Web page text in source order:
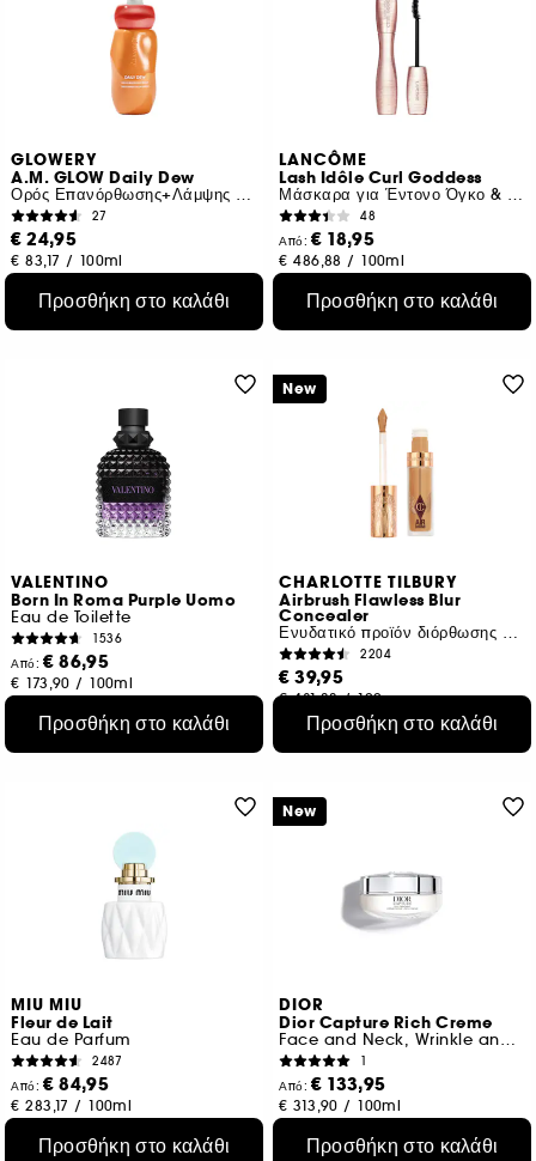
GLOWERY
A.M. GLOW Daily Dew
Ορός Επανόρθωσης+Λάμψης με Ασιατική Σεντέλα
27
€ 24,95
€ 83,17 / 100ml
Προσθήκη στο καλάθι
LANCÔME
Lash Idôle Curl Goddess
Μάσκαρα για Έντονο Όγκο & Καμπύλη
48
Από:€ 18,95
€ 486,88 / 100ml
2 αποχρώσεις
Προσθήκη στο καλάθι
VALENTINO
Born In Roma Purple Uomo
Eau de Toilette
1536
Από:€ 86,95
€ 173,90 / 100ml
2 μεγέθη
Προσθήκη στο καλάθι
CHARLOTTE TILBURY
Airbrush Flawless Blur
Concealer
Ενυδατικό προϊόν διόρθωσης με μεγάλη διαρκεία
2204
€ 39,95
€ 481,33 /100g
32 αποχρώσεις
Προσθήκη στο καλάθι
New
MIU MIU
Fleur de Lait
Eau de Parfum
2487
Από:€ 84,95
€ 283,17 / 100ml
3 μεγέθη
Προσθήκη στο καλάθι
DIOR
Dior Capture Rich Creme
Face and Neck, Wrinkle and Firmness Correction
1
Από:€ 133,95
€ 313,90 / 100ml
2 μεγέθη
Προσθήκη στο καλάθι
New